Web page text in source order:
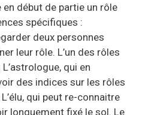
début de partie un rôle
spécifiques :
deux personnes
leur rôle. L’un des rôles
qui en
des indices sur les rôles
qui peut re-connaitre
longuement fixé le sol. Le